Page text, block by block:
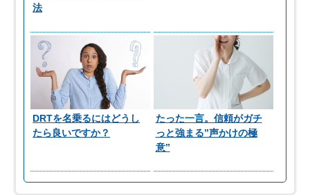
法
DRTを名乗るにはどうし
たら良いですか？
たった一言。信頼がガチ
っと強まる”声かけの極
意”